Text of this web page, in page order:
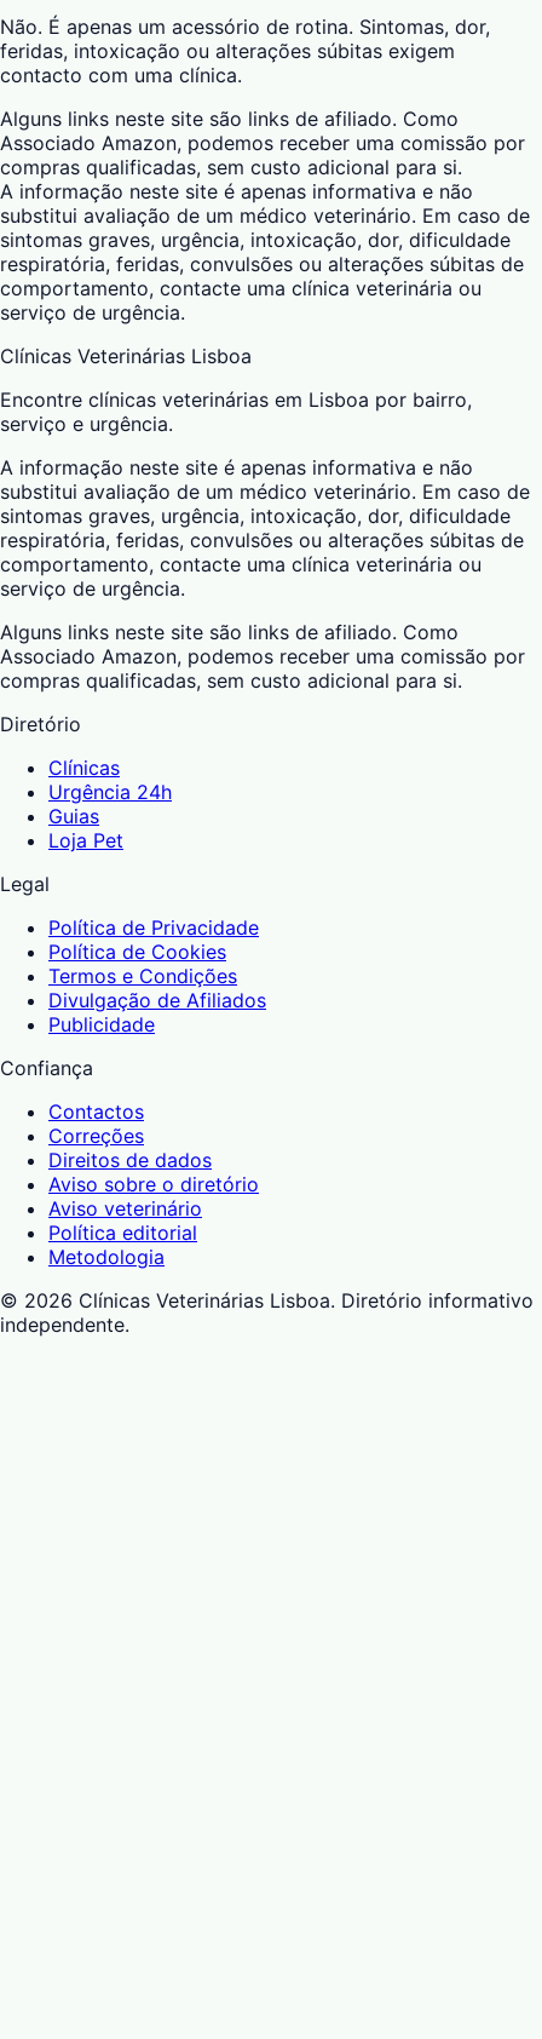
Não. É apenas um acessório de rotina. Sintomas, dor,
feridas, intoxicação ou alterações súbitas exigem
contacto com uma clínica.
Alguns links neste site são links de afiliado. Como
Associado Amazon, podemos receber uma comissão por
compras qualificadas, sem custo adicional para si.
A informação neste site é apenas informativa e não
substitui avaliação de um médico veterinário. Em caso de
sintomas graves, urgência, intoxicação, dor, dificuldade
respiratória, feridas, convulsões ou alterações súbitas de
comportamento, contacte uma clínica veterinária ou
serviço de urgência.
Clínicas Veterinárias Lisboa
Encontre clínicas veterinárias em Lisboa por bairro,
serviço e urgência.
A informação neste site é apenas informativa e não
substitui avaliação de um médico veterinário. Em caso de
sintomas graves, urgência, intoxicação, dor, dificuldade
respiratória, feridas, convulsões ou alterações súbitas de
comportamento, contacte uma clínica veterinária ou
serviço de urgência.
Alguns links neste site são links de afiliado. Como
Associado Amazon, podemos receber uma comissão por
compras qualificadas, sem custo adicional para si.
Diretório
Clínicas
Urgência 24h
Guias
Loja Pet
Legal
Política de Privacidade
Política de Cookies
Termos e Condições
Divulgação de Afiliados
Publicidade
Confiança
Contactos
Correções
Direitos de dados
Aviso sobre o diretório
Aviso veterinário
Política editorial
Metodologia
© 2026 Clínicas Veterinárias Lisboa. Diretório informativo
independente.